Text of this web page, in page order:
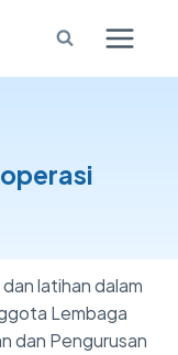
latihan dalam
Lembaga
dan Pengurusan